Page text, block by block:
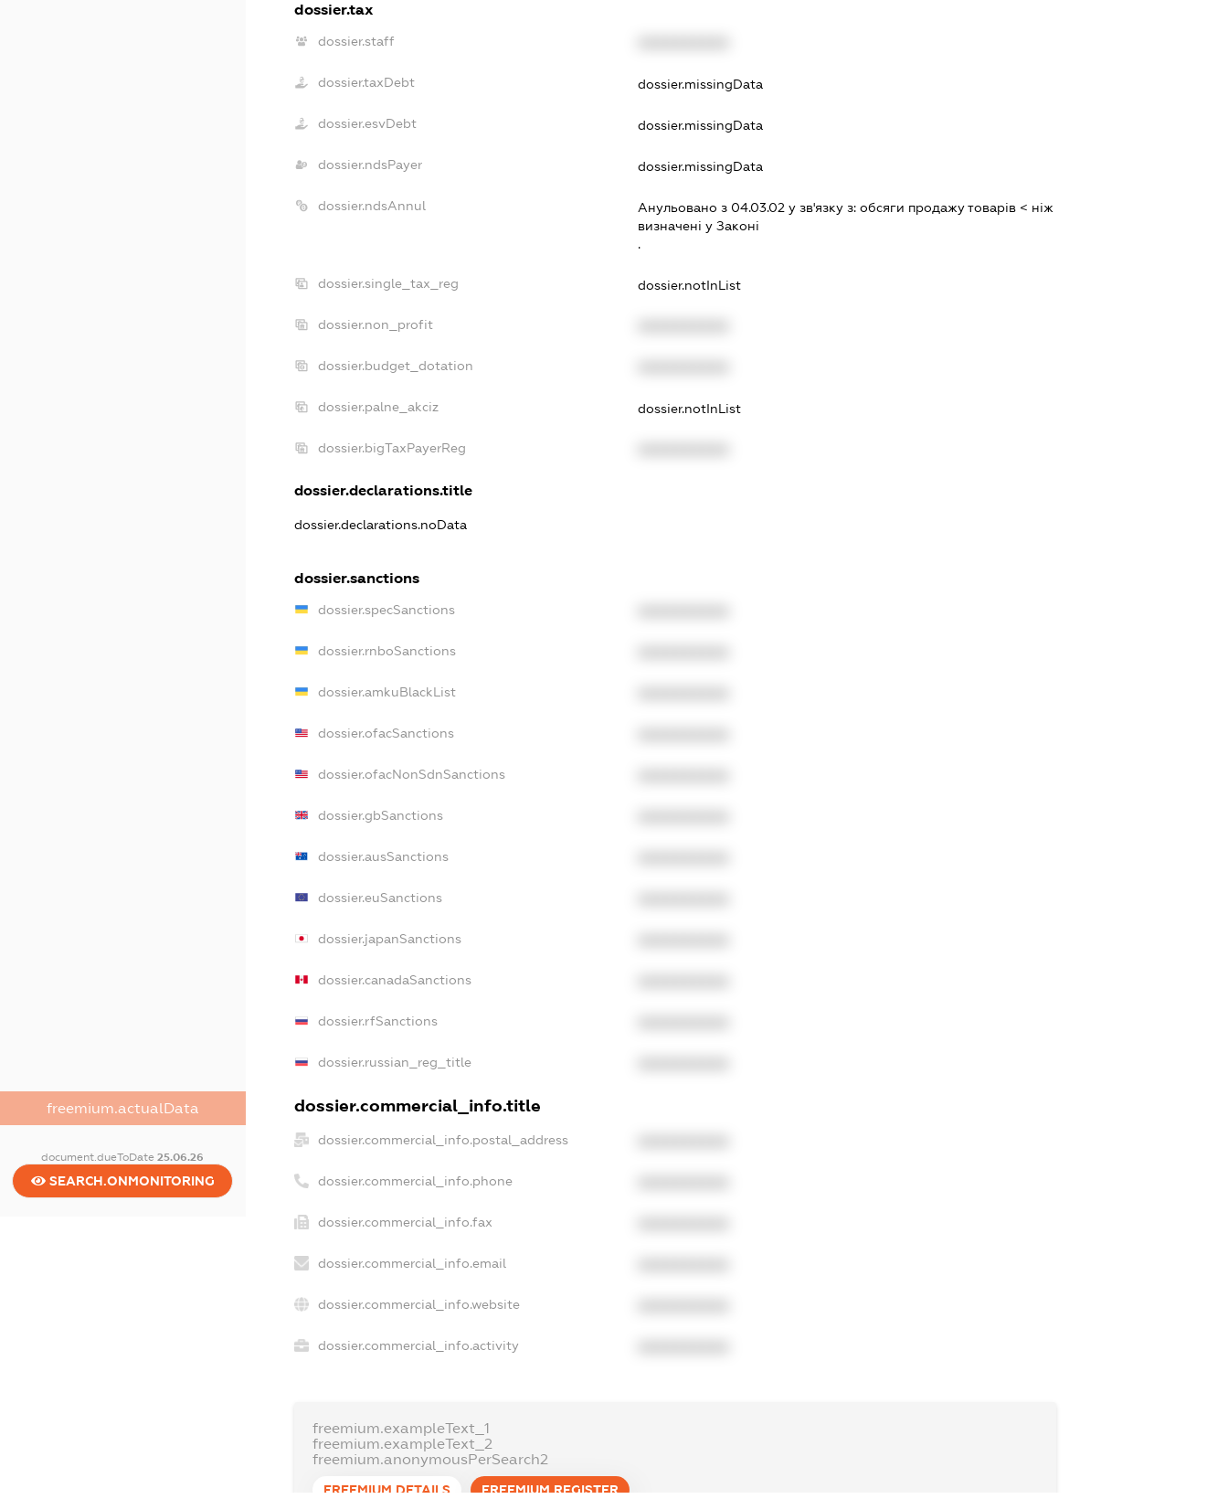
freemium.actualData
document.dueToDate25.06.26
SEARCH.ONMONITORING
dossier.tax
dossier.staff
dossier.taxDebt dossier.missingData
dossier.esvDebt dossier.missingData
dossier.ndsPayer dossier.missingData
dossier.ndsAnnul Анульовано з 04.03.02 у зв'язку з: обсяги продажу товарiв < нiж
визначенi у Законi
.
dossier.single_tax_reg dossier.notInList
dossier.non_profit
dossier.budget_dotation
dossier.palne_akciz dossier.notInList
dossier.bigTaxPayerReg
dossier.declarations.title
dossier.declarations.noData
dossier.sanctions
dossier.specSanctions
dossier.rnboSanctions
dossier.amkuBlackList
dossier.ofacSanctions
dossier.ofacNonSdnSanctions
dossier.gbSanctions
dossier.ausSanctions
dossier.euSanctions
dossier.japanSanctions
dossier.canadaSanctions
dossier.rfSanctions
dossier.russian_reg_title
dossier.commercial_info.title
dossier.commercial_info.postal_address
dossier.commercial_info.phone
dossier.commercial_info.fax
dossier.commercial_info.email
dossier.commercial_info.website
dossier.commercial_info.activity
freemium.exampleText_1
freemium.exampleText_2
freemium.anonymousPerSearch2
FREEMIUM.DETAILS FREEMIUM.REGISTER